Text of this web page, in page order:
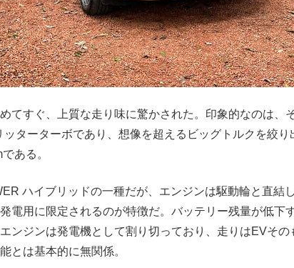
てすぐ、上質な走り味に驚かされた。印象的なのは、
ッターターボであり、想像を超えるビッグトルクを絞
ある。
ハイブリッドの一種だが、エンジンは駆動輪と直結
電用に限定されるのが特徴だ。バッテリー残量が低下
ンジンは発電機として割り切っており、走りはEVそ
とは基本的に無関係。